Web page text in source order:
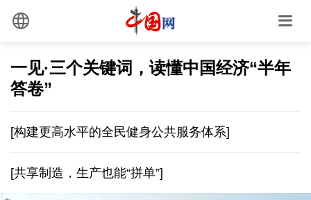
一见·三个关键词，读懂中国经济“半年
答卷”
[构建更高水平的全民健身公共服务体系]
[共享制造，生产也能“拼单”]